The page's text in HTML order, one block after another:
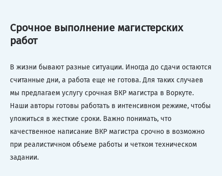
Срочное выполнение магистерских
работ
В жизни бывают разные ситуации. Иногда до сдачи остаются
считанные дни, а работа еще не готова. Для таких случаев
мы предлагаем услугу срочная ВКР магистра в Воркуте.
Наши авторы готовы работать в интенсивном режиме, чтобы
уложиться в жесткие сроки. Важно понимать, что
качественное написание ВКР магистра срочно в возможно
при реалистичном объеме работы и четком техническом
задании.